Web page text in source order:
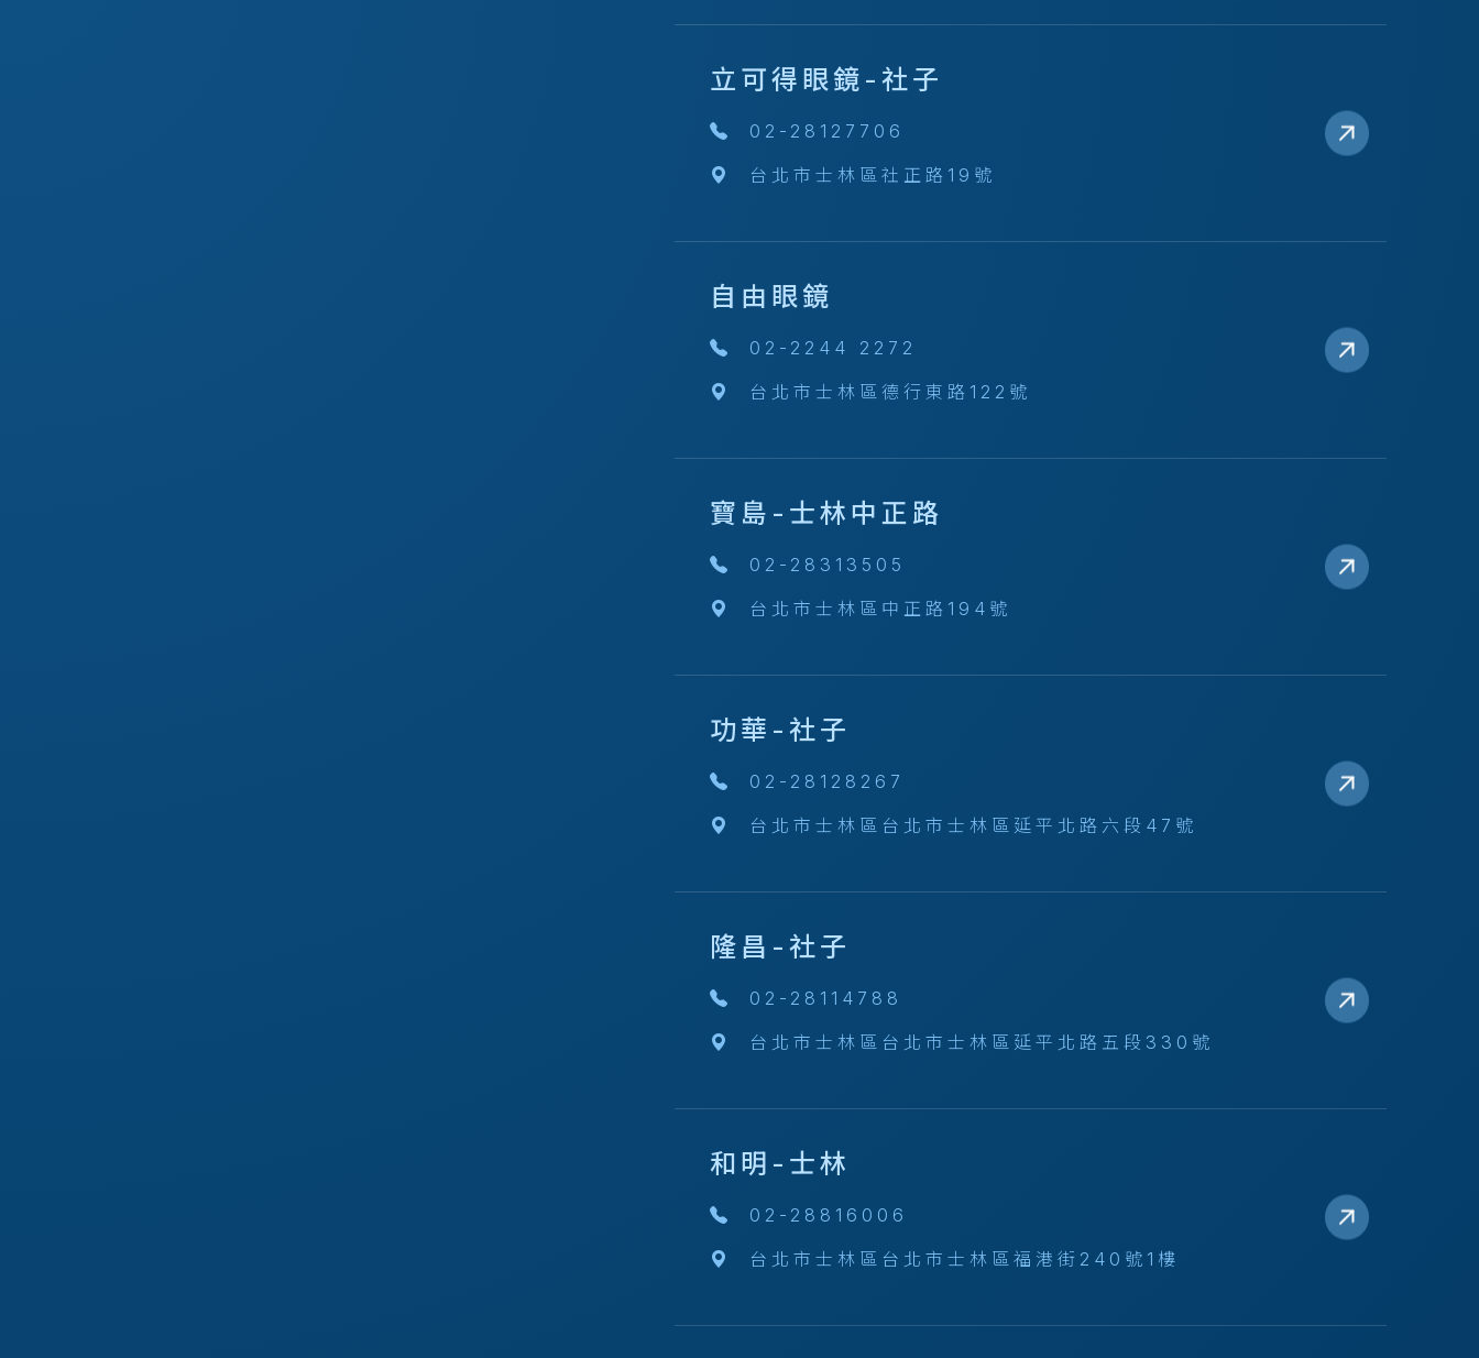
立可得眼鏡-社子
02-28127706
台北市士林區社正路19號
自由眼鏡
02-2244 2272
台北市士林區德行東路122號
寶島-士林中正路
02-28313505
台北市士林區中正路194號
功華-社子
02-28128267
台北市士林區台北市士林區延平北路六段47號
隆昌-社子
02-28114788
台北市士林區台北市士林區延平北路五段330號
和明-士林
02-28816006
台北市士林區台北市士林區福港街240號1樓